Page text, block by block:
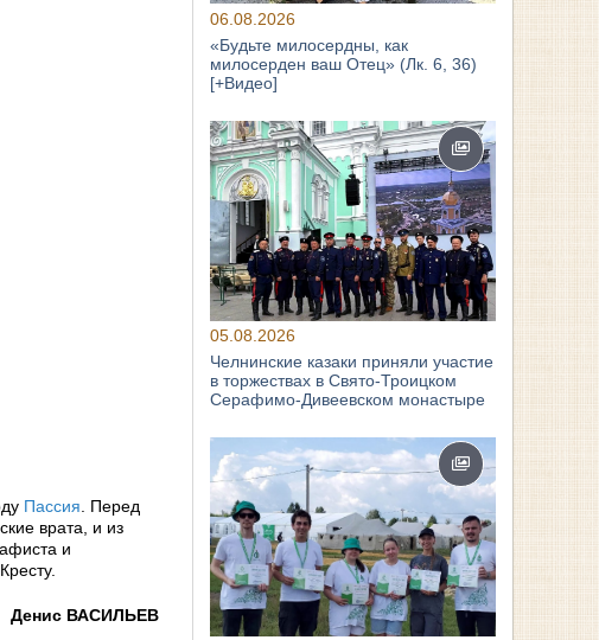
Пассия. Перед
врата, и из
и
Денис ВАСИЛЬЕВ
06.08.2026
«Будьте милосердны, как
милосерден ваш Отец» (Лк. 6, 36)
[+Видео]
05.08.2026
Челнинские казаки приняли участие
в торжествах в Свято‑Троицком
Серафимо‑Дивеевском монастыре